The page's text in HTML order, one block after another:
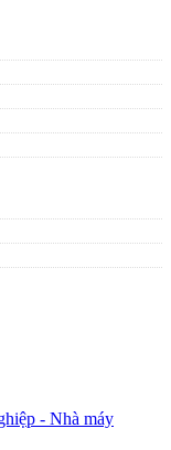
- Nhà máy